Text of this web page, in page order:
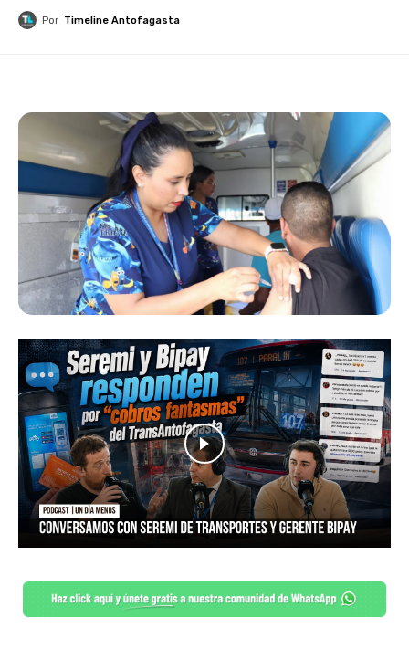
Por Timeline Antofagasta